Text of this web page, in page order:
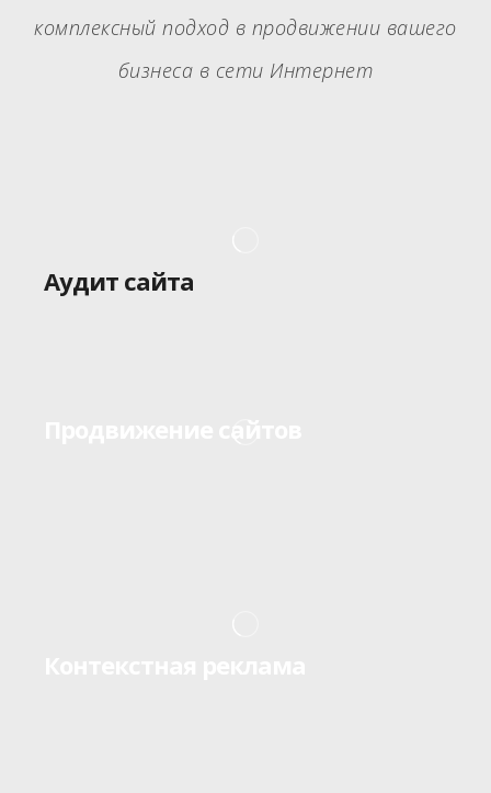
комплексный подход в продвижении вашего
бизнеса в сети Интернет
Аудит сайта